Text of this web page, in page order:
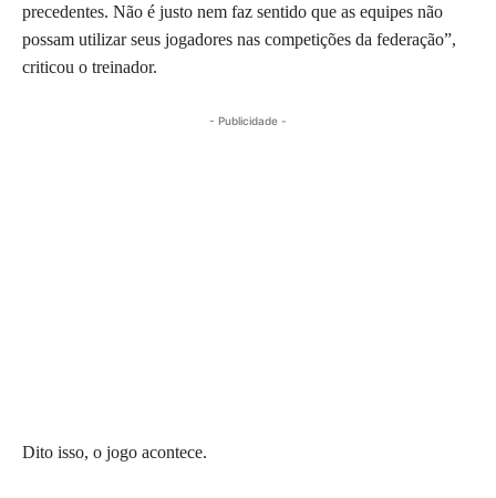
precedentes. Não é justo nem faz sentido que as equipes não
possam utilizar seus jogadores nas competições da federação”,
criticou o treinador.
- Publicidade -
Dito isso, o jogo acontece.